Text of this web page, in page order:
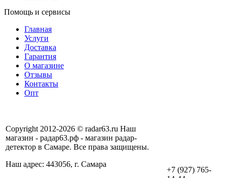
Помощь и сервисы
Главная
Услуги
Доставка
Гарантия
О магазине
Отзывы
Контакты
Опт
Copyright 2012-2026 © radar63.ru Наш
магазин - радар63.рф - магазин радар-
детектор в Самаре. Все права защищены.
Наш адрес: 443056, г. Самара
+7 (927) 765-